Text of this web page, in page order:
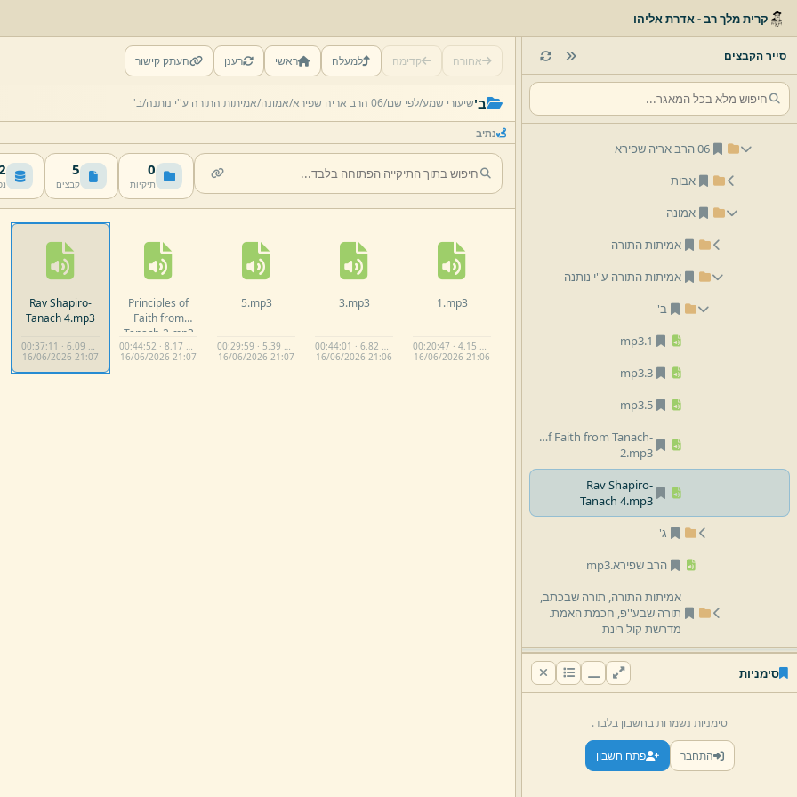
קרית מלך רב - אדרת אליהו
סייר הקבצים
02 הרב אליהו זילברמן
04 הרב משולם וורמסר
05 הרב אליהו בריו''ט זילברמן
06 הרב אריה שפירא
אבות
אמונה
אמיתות התורה
אמיתות התורה ע''י נותנה
ב'
1.
mp3
3.
mp3
5.
mp3
Principles of Faith from Tanach-
2.mp3
Rav Shapiro-
Tanach 4.mp3
ג'
הרב שפירא.mp3
אמיתות התורה, תורה שבכתב,
תורה שבע''פ, חכמת האמת.
מדרשת קול רינת
תורה מן השמיים
א' מיהו הקב''ה.mp3
ב' מהי שלמותו.mp3
ג' מהו רצונו. mp3
סימניות
סימניות נשמרות בחשבון בלבד.
התחבר פתח חשבון
אחורה קדימה למעלה ראשי רענן העתק קישור
ב'שיעורי שמע/לפי שם/06 הרב אריה שפירא/ אמונה/אמיתות התורה ע''י נותנה/ב'
נתיב
0
תיקיות
5
קבצים
1.mp3
00:20:47 · 4.15 MB
16/06/2026 21:06
3.mp3
00:44:01 · 6.82 MB
16/06/2026 21:06
5.mp3
00:29:59 · 5.39 MB
16/06/2026 21:07
Principles of
Faith from
Tanach- 2. mp3
00:44:52 · 8.17 MB
16/06/2026 21:07
Rav Shapiro-
Tanach 4.mp3
00:37:11 · 6.09 MB
16/06/2026 21:07